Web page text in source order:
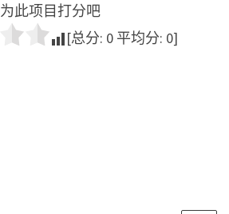
为此项目打分吧
[总分: 0 平均分: 0]